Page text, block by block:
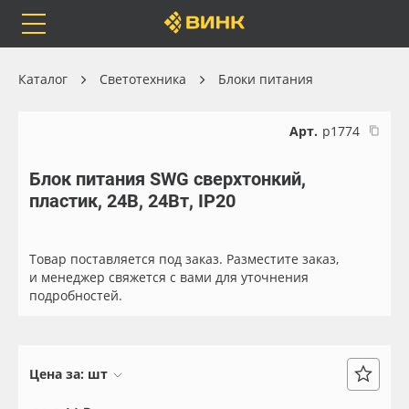
Каталог
Бренды
Оплата
Весь каталог
Самоклеящиеся плёнки
Чернила
Каталог Светотехника Блоки питания
Арт. р1774
Блок питания SWG сверхтонкий,
пластик, 24В, 24Вт, IP20
Товар поставляется под заказ. Разместите заказ,
и менеджер свяжется с вами для уточнения
подробностей.
Цена за: шт